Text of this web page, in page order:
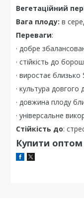
Вегетаційний
Вага плоду: в
Переваги:
· добре
· стійкість до
· виростає близько
· культура довгого
· довжина плоду
· універсальне
Стійкість до:
Купити оптом